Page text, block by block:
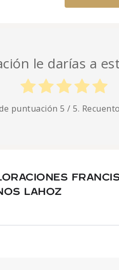
le darías a
puntuación5 / 5.
LAHOZ